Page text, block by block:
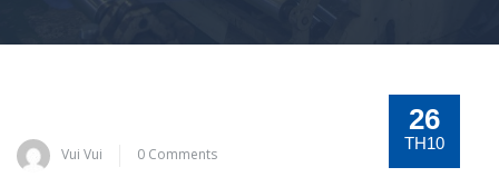
26
TH10
Vui Vui 0 Comments